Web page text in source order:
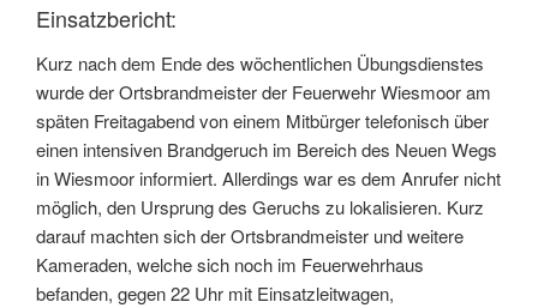
Einsatzbericht:
Kurz nach dem Ende des wöchentlichen Übungsdienstes
wurde der Ortsbrandmeister der Feuerwehr Wiesmoor am
späten Freitagabend von einem Mitbürger telefonisch über
einen intensiven Brandgeruch im Bereich des Neuen Wegs
in Wiesmoor informiert. Allerdings war es dem Anrufer nicht
möglich, den Ursprung des Geruchs zu lokalisieren. Kurz
darauf machten sich der Ortsbrandmeister und weitere
Kameraden, welche sich noch im Feuerwehrhaus
befanden, gegen 22 Uhr mit Einsatzleitwagen,